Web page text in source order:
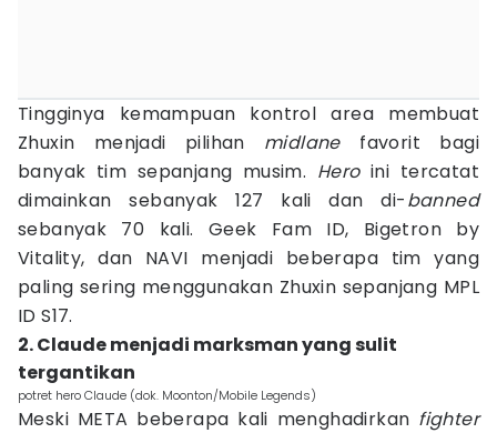
Tingginya kemampuan kontrol area membuat
Zhuxin menjadi pilihan midlane favorit bagi
banyak tim sepanjang musim. Heroini tercatat
dimainkan sebanyak 127 kali dan di-banned
sebanyak 70 kali. Geek Fam ID, Bigetron by
Vitality, dan NAVI menjadi beberapa tim yang
paling sering menggunakan Zhuxin sepanjang MPL
ID S17.
2. Claude menjadi marksman yang sulit
tergantikan
potret hero Claude (dok. Moonton/Mobile Legends)
Meski META beberapa kali menghadirkan fighter